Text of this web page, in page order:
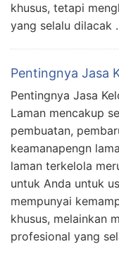
khusus, tetapi
yang selalu dilacak
Pentingnya Jasa
Pentingnya Jasa
Laman mencakup
pembuatan,
keamanapengn
laman terkelola
untuk Anda untuk
mempunyai
khusus, melainkan
profesional yang